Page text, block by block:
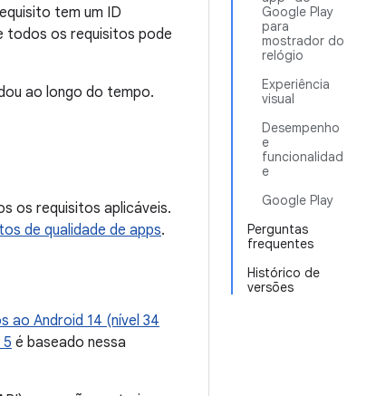
Google Play
para
mostrador do
relógio
Experiência
visual
Desempenho
e
funcionalidad
e
Google Play
Perguntas
frequentes
Histórico de
versões
tem um ID
todos os requisitos pode
ao longo do tempo.
os requisitos aplicáveis.
de qualidade de apps.
ao Android 14 (nível 34
5 é baseado nessa